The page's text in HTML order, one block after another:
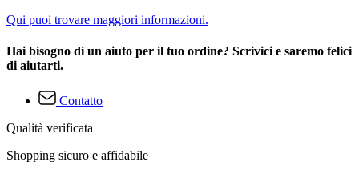
Qui puoi trovare maggiori informazioni.
Hai bisogno di un aiuto per il tuo ordine? Scrivici e saremo felici
di aiutarti.
Contatto
Qualità verificata
Shopping sicuro e affidabile